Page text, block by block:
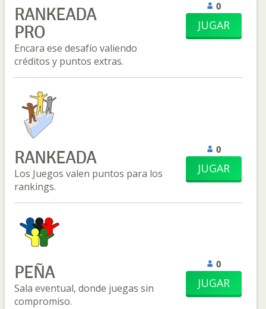
RANKEADA
PRO
Encara ese desafío valiendo
créditos y puntos extras.
0
JUGAR
RANKEADA
Los Juegos valen puntos para los
rankings.
0
JUGAR
PEÑA
Sala eventual, donde juegas sin
compromiso.
0
JUGAR